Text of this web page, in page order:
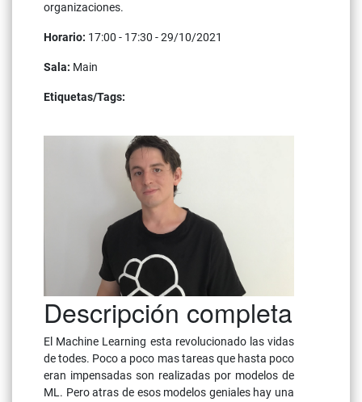
organizaciones.
Horario: 17:00 - 17:30 - 29/10/2021
Sala: Main
Etiquetas/Tags:
Descripción completa
El Machine Learning esta revolucionado las vidas
de todes. Poco a poco mas tareas que hasta poco
eran impensadas son realizadas por modelos de
ML. Pero atras de esos modelos geniales hay una